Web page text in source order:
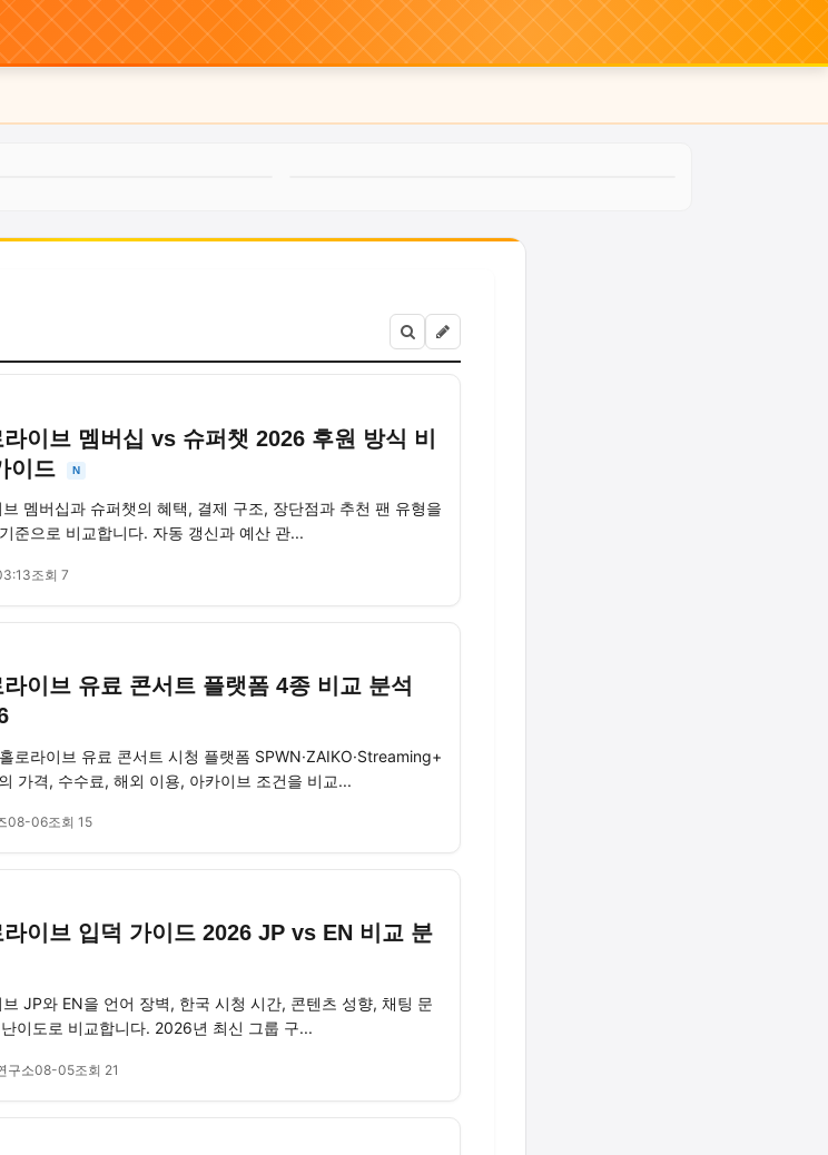
라이브 멤버십 vs 슈퍼챗 2026 후원 방식 비
이드
N
브 멤버십과 슈퍼챗의 혜택, 결제 구조, 장단점과 추천 팬 유형을
준으로 비교합니다. 자동 갱신과 예산 관...
조회 7
라이브 유료 콘서트 플랫폼 4종 비교 분석
로라이브 유료 콘서트 시청 플랫폼 SPWN·ZAIKO·Streaming+
의 가격, 수수료, 해외 이용, 아카이브 조건을 비교...
08-06조회 15
라이브 입덕 가이드 2026 JP vs EN 비교 분
브 JP와 EN을 언어 장벽, 한국 시청 시간, 콘텐츠 성향, 채팅 문
이도로 비교합니다. 2026년 최신 그룹 구...
구소08-05조회 21